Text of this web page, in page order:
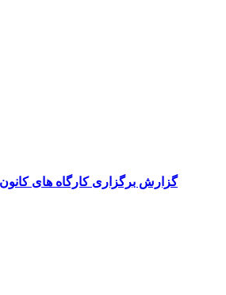
گزارش برگزاری کارگاه های